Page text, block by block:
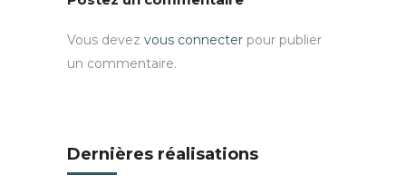
Vous devez vous connecter pour publier
un commentaire.
Dernières réalisations